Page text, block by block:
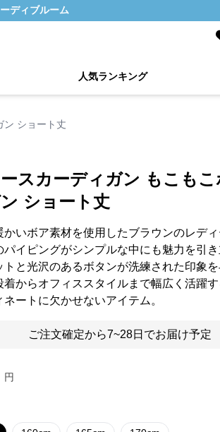
ディブルーム
人気ランキング
ン ショート丈
スカーディガン もこも
ショート丈
かいボア素材を使用したブラウンのレデ
パイピングがシンプルな中にも魅力を引
トと光沢のあるボタンが洗練された印象を
着からオフィススタイルまで幅広く活躍
ートに欠かせないアイテム。
ご注文確定から7~28日でお届け予定
円